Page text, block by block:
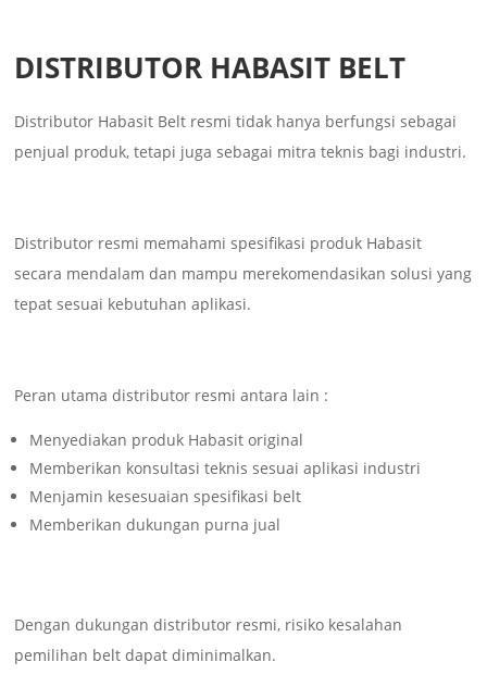
DISTRIBUTOR HABASIT BELT
Distributor Habasit Belt resmi tidak hanya berfungsi sebagai
penjual produk, tetapi juga sebagai mitra teknis bagi industri.
Distributor resmi memahami spesifikasi produk Habasit
secara mendalam dan mampu merekomendasikan solusi yang
tepat sesuai kebutuhan aplikasi.
Peran utama distributor resmi antara lain :
Menyediakan produk Habasit original
Memberikan konsultasi teknis sesuai aplikasi industri
Menjamin kesesuaian spesifikasi belt
Memberikan dukungan purna jual
Dengan dukungan distributor resmi, risiko kesalahan
pemilihan belt dapat diminimalkan.